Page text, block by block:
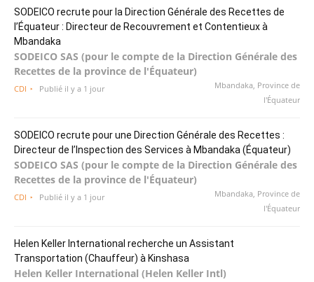
SODEICO recrute pour la Direction Générale des Recettes de
l’Équateur : Directeur de Recouvrement et Contentieux à
Mbandaka
SODEICO SAS (pour le compte de la Direction Générale des
Recettes de la province de l'Équateur)
Mbandaka, Province de
l'Équateur
CDI Publié il y a 1 jour
SODEICO recrute pour une Direction Générale des Recettes :
Directeur de l’Inspection des Services à Mbandaka (Équateur)
SODEICO SAS (pour le compte de la Direction Générale des
Recettes de la province de l'Équateur)
Mbandaka, Province de
l'Équateur
CDI Publié il y a 1 jour
Helen Keller International recherche un Assistant
Transportation (Chauffeur) à Kinshasa
Helen Keller International (Helen Keller Intl)